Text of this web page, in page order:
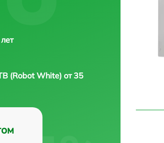
(Robot White) от 35